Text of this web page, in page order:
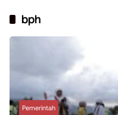
bph
Pemerintah